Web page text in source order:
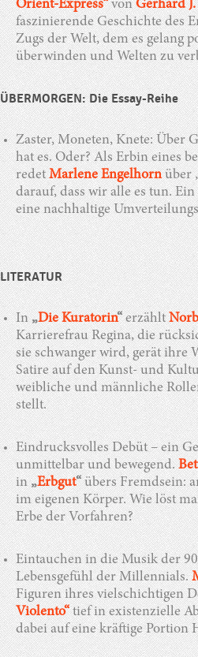
Orient-Express“vonGerhard
faszinierende Geschichte des
Zugs der Welt, dem es gelang
überwinden und Welten zu
ÜBERMORGEN: Die Essay-Reihe
Zaster, Moneten, Knete: Über
hat es. Oder? Als Erbin eines
redetMarlene Engelhornüber
darauf, dass wir alle es tun.
eine nachhaltige
LITERATUR
In„Die Kuratorin“erzählt
Karrierefrau Regina, die
sie schwanger wird, gerät ihre
Satire auf den Kunst- und
weibliche und männliche
stellt.
Eindrucksvolles Debüt – ein
unmittelbar und bewegend.
in„Erbgut“übers Fremdsein:
im eigenen Körper. Wie löst
Erbe der Vorfahren?
Eintauchen in die Musik der
Lebensgefühl der Millennials.
Figuren ihres vielschichtigen
Violento“tief in existenzielle
dabei auf eine kräftige Portion